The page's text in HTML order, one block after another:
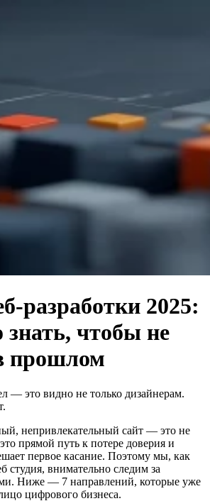
разработки 2025:
чтобы не
прошлом
— это видно не только дизайнерам.
непривлекательный сайт — это не
прямой путь к потере доверия и
первое касание. Поэтому мы, как
студия, внимательно следим за
Ниже — 7 направлений, которые уже
цифрового бизнеса.